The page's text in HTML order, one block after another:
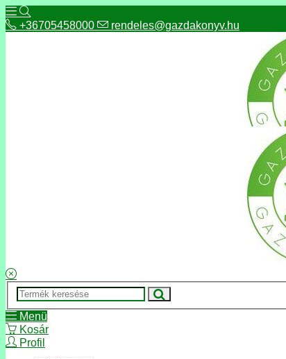
+36705458000 rendeles@gazdakonyv.hu
Menü
Kosár
Profil